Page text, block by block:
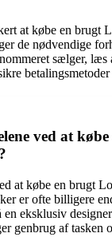
at købe en brugt
de nødvendige
sælger, læs
betalingsmetoder
ved at
at købe en brugt
er ofte billigere
eksklusiv
genbrug af tasken